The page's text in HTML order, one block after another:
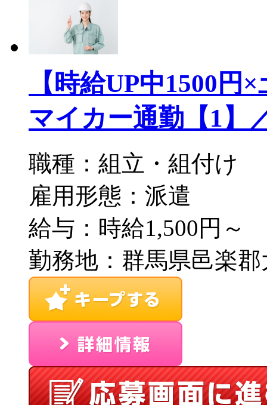
【時給UP中1500円
マイカー通勤【1】
職種：組立・組付け
雇用形態：派遣
給与：時給1,500円～
勤務地：群馬県邑楽